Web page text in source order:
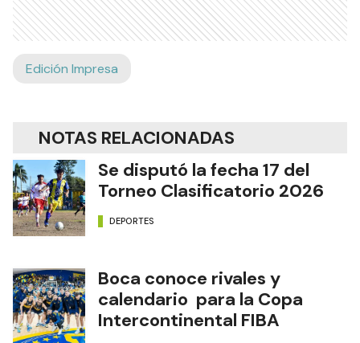
Edición Impresa
NOTAS RELACIONADAS
Se disputó la fecha 17 del
Torneo Clasificatorio 2026
DEPORTES
Boca conoce rivales y
calendario para la Copa
Intercontinental FIBA